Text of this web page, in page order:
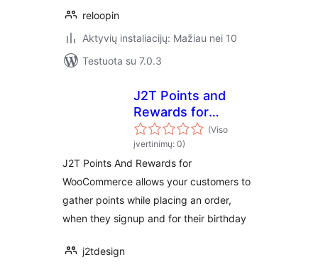
reloopin
Aktyvių instaliacijų: Mažiau nei 10
Testuota su 7.0.3
J2T Points and
Rewards for
WooCommerce
(Viso
įvertinimų: 0)
J2T Points And Rewards for
WooCommerce allows your customers to
gather points while placing an order,
when they signup and for their birthday
j2tdesign